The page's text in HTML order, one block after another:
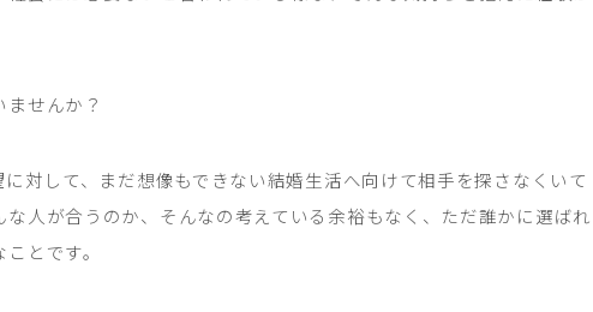
せんか？
対して、まだ想像もできない結婚生活へ向けて相手を探さなくいて
人が合うのか、そんなの考えている余裕もなく、ただ誰かに選ばれ
とです。